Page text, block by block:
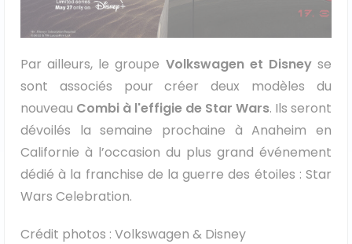
Par ailleurs, le groupe Volkswagen et Disneyse
sont associés pour créer deux modèles du
nouveau Combi à l'effigie de Star Wars. Ils seront
dévoilés la semaine prochaine à Anaheim en
Californie à l’occasion du plus grand événement
dédié à la franchise de la guerre des étoiles : Star
Wars Celebration.
Crédit photos : Volkswagen & Disney